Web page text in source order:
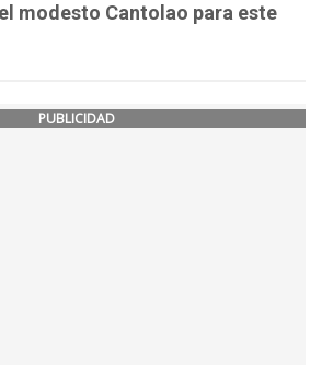
modesto Cantolao para este
PUBLICIDAD